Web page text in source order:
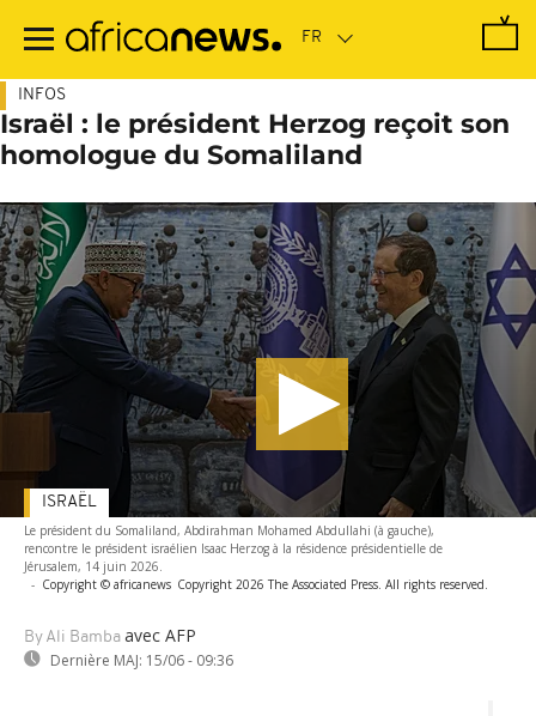
contenu
INFOS
Israël : le président Herzog reçoit son
homologue du Somaliland
Le président du Somaliland, Abdirahman Mohamed Abdullahi (à gauche),
rencontre le président israélien Isaac Herzog à la résidence présidentielle de
Jérusalem, 14 juin 2026.
- Copyright © africanews Copyright 2026 The Associated Press. All rights reserved.
By Ali Bamba avec AFP
Dernière MAJ: 15/06 - 09:36
ISRAËL